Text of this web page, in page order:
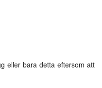
eller bara detta eftersom att